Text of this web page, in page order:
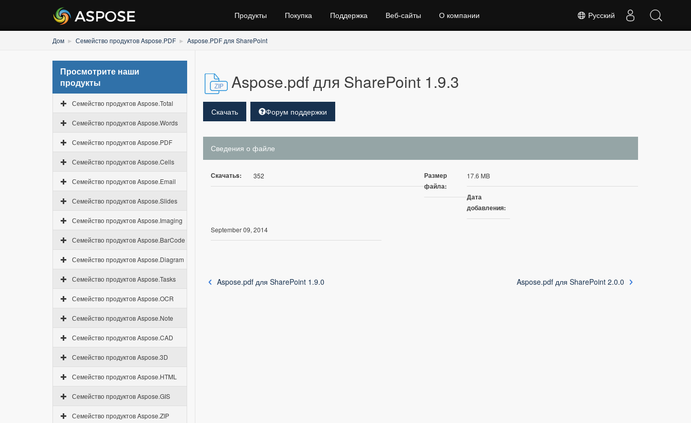
Русский
Продукты Покупка Поддержка Веб‑сайты О компании
Дом Семейство продуктов Aspose.PDF Aspose.PDF для SharePoint
Просмотрите наши
продукты
Семейство продуктов Aspose.Total
Семейство продуктов Aspose.Words
Семейство продуктов Aspose.PDF
Семейство продуктов Aspose.Cells
Семейство продуктов Aspose.Email
Семейство продуктов Aspose.Slides
Семейство продуктов Aspose.Imaging
Семейство продуктов Aspose.BarCode
Семейство продуктов Aspose.Diagram
Семейство продуктов Aspose.Tasks
Семейство продуктов Aspose.OCR
Семейство продуктов Aspose.Note
Семейство продуктов Aspose.CAD
Семейство продуктов Aspose.3D
Семейство продуктов Aspose.HTML
Семейство продуктов Aspose.GIS
Семейство продуктов Aspose.ZIP
Aspose.pdf для SharePoint 1.9.3
Скачать Форум поддержки
Сведения о файле
Скачатьs: 352
Размер
файла:
17.6 MB
Дата
добавления:
September 09, 2014
Aspose.pdf для SharePoint 1.9.0 Aspose.pdf для SharePoint 2.0.0